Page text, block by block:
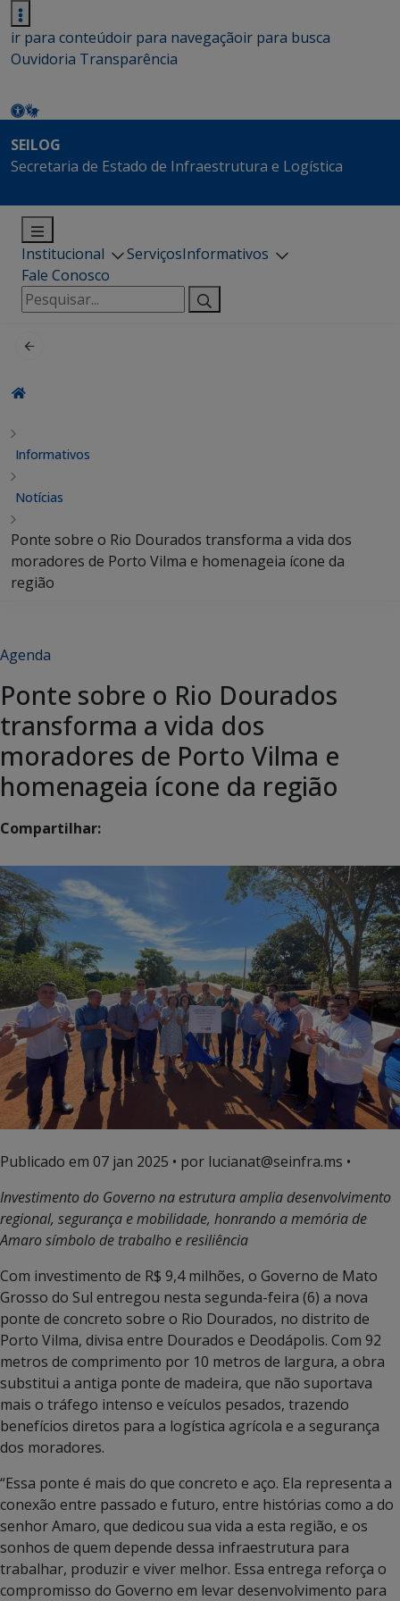
ir para conteúdoir para navegaçãoir para busca
Ouvidoria Transparência
SEILOG
Secretaria de Estado de Infraestrutura e Logística
Institucional ServiçosInformativos
Fale Conosco
Pesquisar
por:
Informativos
Notícias
Ponte sobre o Rio Dourados transforma a vida dos
moradores de Porto Vilma e homenageia ícone da
região
Agenda
Ponte sobre o Rio Dourados
transforma a vida dos
moradores de Porto Vilma e
homenageia ícone da região
Compartilhar:
Publicado em 07 jan 2025 • por lucianat@seinfra.ms •
Investimento do Governo na estrutura amplia desenvolvimento
regional, segurança e mobilidade, honrando a memória de
Amaro símbolo de trabalho e resiliência
Com investimento de R$ 9,4 milhões, o Governo de Mato
Grosso do Sul entregou nesta segunda-feira (6) a nova
ponte de concreto sobre o Rio Dourados, no distrito de
Porto Vilma, divisa entre Dourados e Deodápolis. Com 92
metros de comprimento por 10 metros de largura, a obra
substitui a antiga ponte de madeira, que não suportava
mais o tráfego intenso e veículos pesados, trazendo
benefícios diretos para a logística agrícola e a segurança
dos moradores.
“Essa ponte é mais do que concreto e aço. Ela representa a
conexão entre passado e futuro, entre histórias como a do
senhor Amaro, que dedicou sua vida a esta região, e os
sonhos de quem depende dessa infraestrutura para
trabalhar, produzir e viver melhor. Essa entrega reforça o
compromisso do Governo em levar desenvolvimento para